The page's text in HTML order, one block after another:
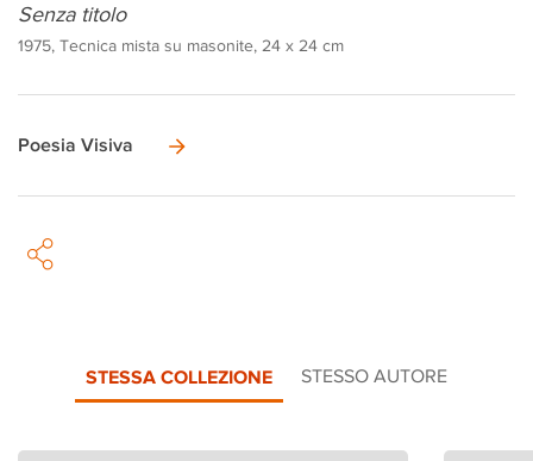
Senza titolo
1975, Tecnica mista su masonite, 24 x 24 cm
Poesia Visiva
STESSA COLLEZIONE STESSO AUTORE